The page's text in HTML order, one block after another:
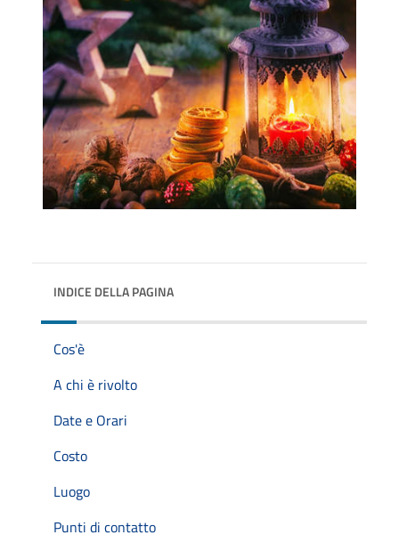
INDICE DELLA PAGINA
Cos'è
A chi è rivolto
Date e Orari
Costo
Luogo
Punti di contatto